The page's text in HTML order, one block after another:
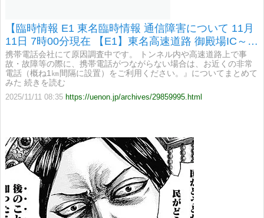
【臨時情報 E1 東名臨時情報 通信障害について 11月
11日 7時00分現在 【E1】東名高速道路 御殿場IC～大
井松田IC間において、一部携帯電話がつながりにく
い状況】
携帯電話会社にて原因調査中です。 トンネル内や高速道路上で事
故・故障等の際に、携帯電話がつながらない場合は、お近くの非常
電話（概ね1㎞間隔に設置）をご利用ください。』についてまとめて
みた 続きを読む
2025/11/11 08:35 https://uenon.jp/archives/29859995.html